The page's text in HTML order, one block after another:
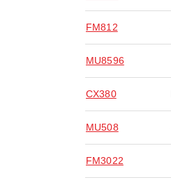
FM812
MU8596
CX380
MU508
FM3022